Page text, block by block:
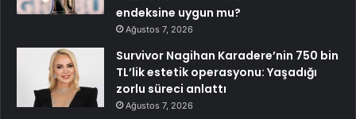
endeksine uygun mu?
Ağustos 7, 2026
Survivor Nagihan Karadere’nin 750 bin
TL’lik estetik operasyonu: Yaşadığı
zorlu süreci anlattı
Ağustos 7, 2026